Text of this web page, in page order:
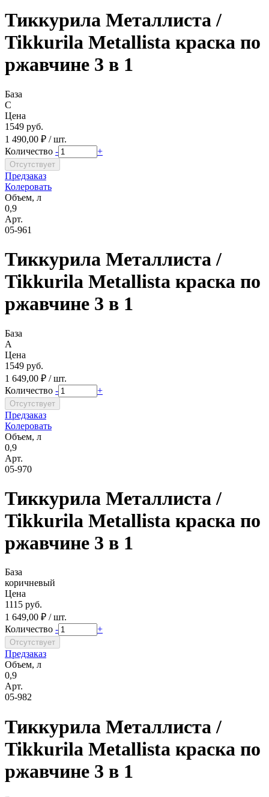
Тиккурила Металлиста /
Tikkurila Metallista краска по
ржавчине 3 в 1
База
C
Цена
1549 руб.
1 490,00 ₽ / шт.
Количество - +
Предзаказ
Колеровать
Объем, л
0,9
Арт.
05-961
Тиккурила Металлиста /
Tikkurila Metallista краска по
ржавчине 3 в 1
База
A
Цена
1549 руб.
1 649,00 ₽ / шт.
Количество - +
Предзаказ
Колеровать
Объем, л
0,9
Арт.
05-970
Тиккурила Металлиста /
Tikkurila Metallista краска по
ржавчине 3 в 1
База
коричневый
Цена
1115 руб.
1 649,00 ₽ / шт.
Количество - +
Предзаказ
Объем, л
0,9
Арт.
05-982
Тиккурила Металлиста /
Tikkurila Metallista краска по
ржавчине 3 в 1